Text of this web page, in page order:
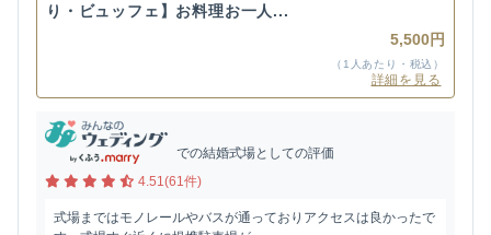
り・ビュッフェ】お料理お一人...
5,500円
（1人あたり・税込）
詳細を見る
での結婚式場としての評価
4.51(61件)
式場まではモノレールやバスが通っておりアクセスは良かったで